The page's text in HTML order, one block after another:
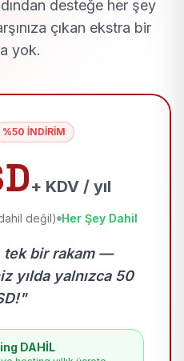
desteğe her şey
çıkan ekstra bir
yok.
%50 İNDİRİM
+ KDV / yıl
değil) Her Şey Dahil
tek bir rakam —
yılda yalnızca 50
DAHİL